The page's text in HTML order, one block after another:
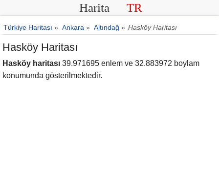
Harita TR
Türkiye Haritası » Ankara » Altındağ » Hasköy Haritası
Hasköy Haritası
Hasköy haritası 39.971695 enlem ve 32.883972 boylam
konumunda gösterilmektedir.